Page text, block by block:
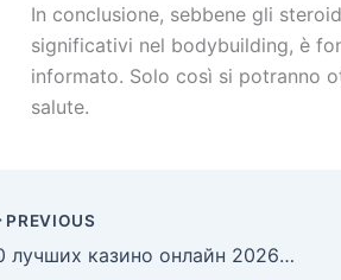
In conclusione, sebbene gli
significativi nel bodybuilding, è
informato. Solo così si potranno
salute.
PREVIOUS
10 лучших казино онлайн 2026 сравнение платформ и бонусных программ.5268